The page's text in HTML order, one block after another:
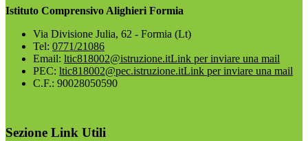
Istituto Comprensivo Alighieri Formia
Via Divisione Julia, 62 - Formia (Lt)
Tel: 0771/21086
Email: ltic818002@istruzione.itLink per inviare una mail
PEC: ltic818002@pec.istruzione.itLink per inviare una mail
C.F.: 90028050590
Sezione Link Utili